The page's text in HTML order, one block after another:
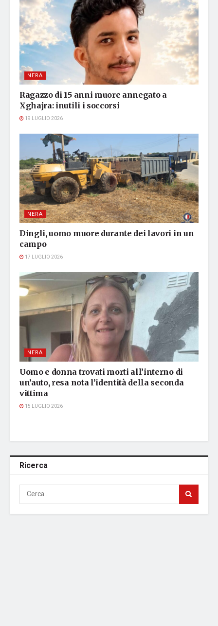
NERA
Ragazzo di 15 anni muore annegato a
Xghajra: inutili i soccorsi
19 LUGLIO 2026
NERA
Dingli, uomo muore durante dei lavori in un
campo
17 LUGLIO 2026
NERA
Uomo e donna trovati morti all’interno di
un’auto, resa nota l’identità della seconda
vittima
15 LUGLIO 2026
Ricerca